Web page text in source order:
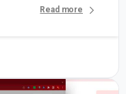
Read more